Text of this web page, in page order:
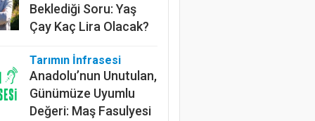
Beklediği Soru: Yaş
Çay Kaç Lira Olacak?
Tarımın İnfrasesi
Anadolu’nun Unutulan,
Günümüze Uyumlu
Değeri: Maş Fasulyesi